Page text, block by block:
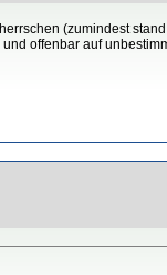
(zumindest
offenbar auf